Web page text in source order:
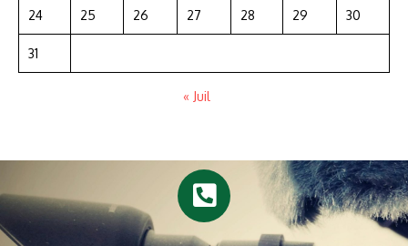
24 25 26 27 28 29 30
31
« Juil